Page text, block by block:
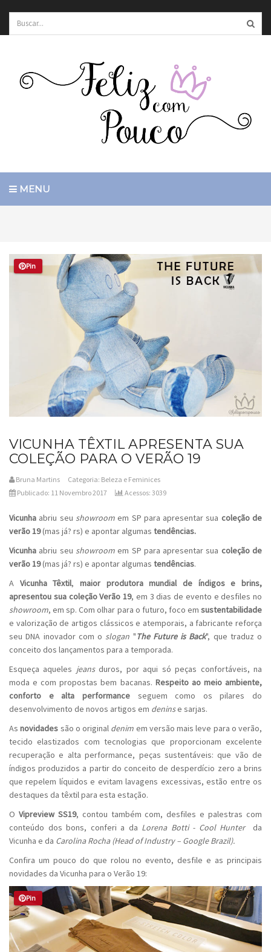
MENU
Pin
VICUNHA TÊXTIL APRESENTA SUA
COLEÇÃO PARA O VERÃO 19
Bruna Martins Categoria: Beleza e Feminices
Publicado: 11 Novembro 2017
Acessos: 3039
Vicunha abriu seu showroomem SP para apresentar sua coleção de
verão 19(mas já? rs) e apontar algumas tendências.
Vicunha abriu seu showroomem SP para apresentar sua coleção de
verão 19(mas já? rs) e apontar algumas tendências.
A Vicunha Têxtil,maior produtora mundial de índigos e brins,
apresentou sua coleção Verão 19, em 3 dias de evento e desfiles no
showroom, em sp. Com olhar para o futuro, foco em sustentabilidade
e valorização de artigos clássicos e atemporais, a fabricante reforça
seu DNA inovador com o slogan "The Future is Back", que traduz o
conceito dos lançamentos para a temporada.
Esqueça aqueles jeansduros, por aqui só peças confortáveis, na
moda e com propostas bem bacanas. Respeito ao meio ambiente,
conforto e alta performance seguem como os pilares do
desenvolvimento de novos artigos em deninse sarjas.
Asnovidades são o original denim em versão mais leve para o verão,
tecido elastizados com tecnologias que proporcionam excelente
recuperação e alta performance, peças sustentáveis: que vão de
índigos produzidos a partir do conceito de desperdício zero a brins
que repelem líquidos e evitam lavagens excessivas, estão entre os
destaques da têxtil para esta estação.
O Vipreview SS19, contou também com, desfiles e palestras com
conteúdo dos bons, conferi a da Lorena Botti - Cool Hunterda
Vicunha e da Carolina Rocha (Head of Industry – Google Brazil).
Confira um pouco do que rolou no evento, desfile e as principais
novidades da Vicunha para o Verão 19:
Pin